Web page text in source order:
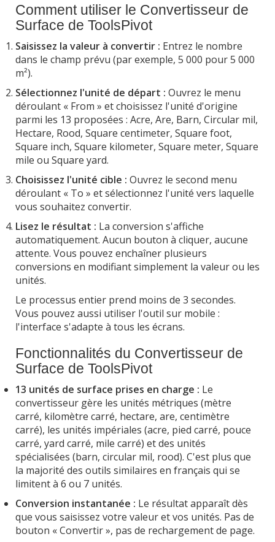
Comment utiliser le Convertisseur de
Surface de ToolsPivot
Saisissez la valeur à convertir : Entrez le nombre
dans le champ prévu (par exemple, 5 000 pour 5 000
m²).
Sélectionnez l'unité de départ : Ouvrez le menu
déroulant « From » et choisissez l'unité d'origine
parmi les 13 proposées : Acre, Are, Barn, Circular mil,
Hectare, Rood, Square centimeter, Square foot,
Square inch, Square kilometer, Square meter, Square
mile ou Square yard.
Choisissez l'unité cible : Ouvrez le second menu
déroulant « To » et sélectionnez l'unité vers laquelle
vous souhaitez convertir.
Lisez le résultat : La conversion s'affiche
automatiquement. Aucun bouton à cliquer, aucune
attente. Vous pouvez enchaîner plusieurs
conversions en modifiant simplement la valeur ou les
unités.
Le processus entier prend moins de 3 secondes.
Vous pouvez aussi utiliser l'outil sur mobile :
l'interface s'adapte à tous les écrans.
Fonctionnalités du Convertisseur de
Surface de ToolsPivot
13 unités de surface prises en charge : Le
convertisseur gère les unités métriques (mètre
carré, kilomètre carré, hectare, are, centimètre
carré), les unités impériales (acre, pied carré, pouce
carré, yard carré, mile carré) et des unités
spécialisées (barn, circular mil, rood). C'est plus que
la majorité des outils similaires en français qui se
limitent à 6 ou 7 unités.
Conversion instantanée : Le résultat apparaît dès
que vous saisissez votre valeur et vos unités. Pas de
bouton « Convertir », pas de rechargement de page.